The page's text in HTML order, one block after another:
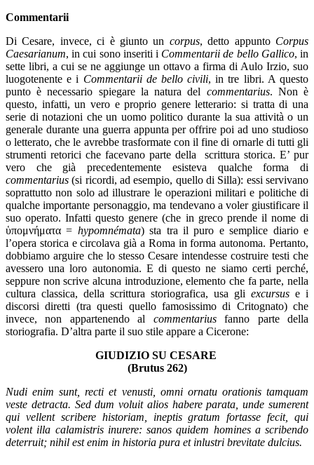
Commentarii
Di Cesare, invece, ci è giunto un corpus, detto appunto Corpus
Caesarianum, in cui sono inseriti i Commentarii de bello Gallico, in
sette libri, a cui se ne aggiunge un ottavo a firma di Aulo Irzio, suo
luogotenente e i Commentarii de bello civili, in tre libri. A questo
punto è necessario spiegare la natura del commentarius. Non è
questo, infatti, un vero e proprio genere letterario: si tratta di una
serie di notazioni che un uomo politico durante la sua attività o un
generale durante una guerra appunta per offrire poi ad uno studioso
o letterato, che le avrebbe trasformate con il fine di ornarle di tutti gli
strumenti retorici che facevano parte della scrittura storica. E’ pur
vero che già precedentemente esisteva qualche forma di
commentarius(si ricordi, ad esempio, quello di Silla): essi servivano
soprattutto non solo ad illustrare le operazioni militari e politiche di
qualche importante personaggio, ma tendevano a voler giustificare il
suo operato. Infatti questo genere (che in greco prende il nome di
ὑπομνήματα = hypomnémata) sta tra il puro e semplice diario e
l’opera storica e circolava già a Roma in forma autonoma. Pertanto,
dobbiamo arguire che lo stesso Cesare intendesse costruire testi che
avessero una loro autonomia. E di questo ne siamo certi perché,
seppure non scrive alcuna introduzione, elemento che fa parte, nella
cultura classica, della scrittura storiografica, usa gli excursus e i
discorsi diretti (tra questi quello famosissimo di Critognato) che
invece, non appartenendo al commentariusfanno parte della
storiografia. D’altra parte il suo stile appare a Cicerone:
GIUDIZIO SU CESARE
(Brutus 262)
Nudi enim sunt, recti et venusti, omni ornatu orationis tamquam
veste detracta. Sed dum voluit alios habere parata, unde sumerent
qui vellent scribere historiam, ineptis gratum fortasse fecit, qui
volent illa calamistris inurere: sanos quidem homines a scribendo
deterruit; nihil est enim in historia pura et inlustri brevitate dulcius.